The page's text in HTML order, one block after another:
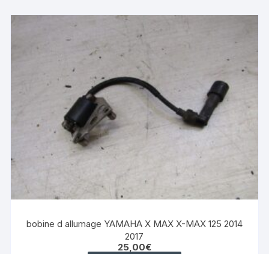
bobine d allumage YAMAHA X MAX X-MAX 125 2014
2017
25,00€